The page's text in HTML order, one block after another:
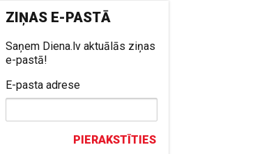
ZIŅAS E-PASTĀ
Saņem Diena.lv aktuālās ziņas
e-pastā!
E-pasta adrese
PIERAKSTĪTIES